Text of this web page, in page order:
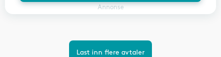
Annonse
Last inn flere avtaler